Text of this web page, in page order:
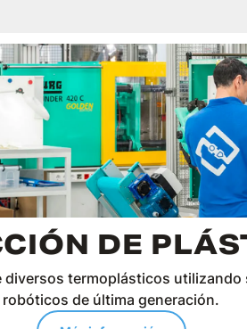
DE
diversos termoplásticos utilizando
robóticos de última generación.